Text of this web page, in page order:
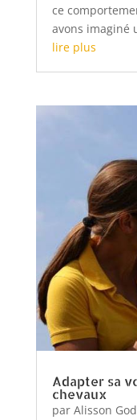
ce
avons imaginé
lire plus
Adapter sa
chevaux
par Alisson